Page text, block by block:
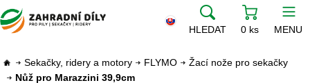
HLEDAT 0 ks MENU
Sekačky, ridery a motory FLYMO
Žací nože pro sekačky
Nůž pro Marazzini 39,9cm